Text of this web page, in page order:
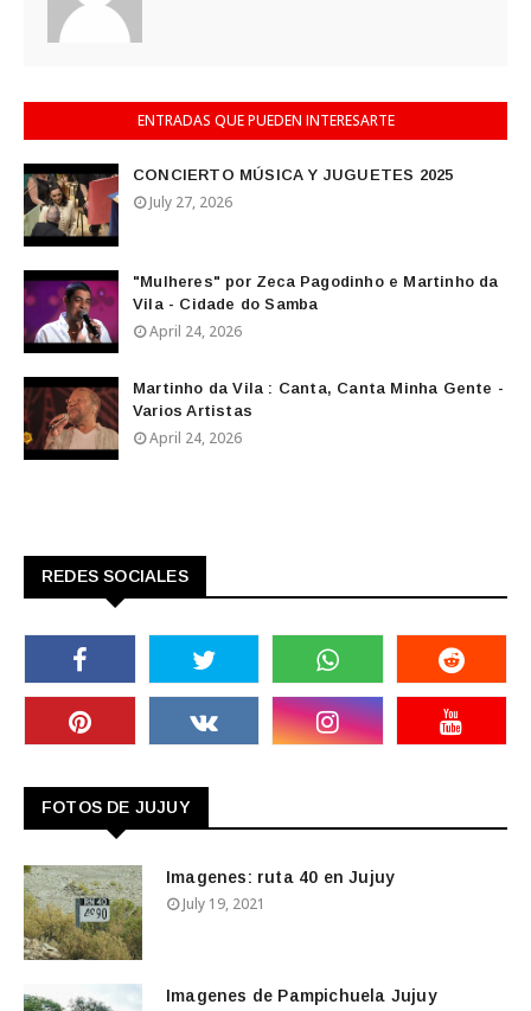
ENTRADAS QUE PUEDEN INTERESARTE
CONCIERTO MÚSICA Y JUGUETES 2025
July 27, 2026
"Mulheres" por Zeca Pagodinho e Martinho da
Vila - Cidade do Samba
April 24, 2026
Martinho da Vila : Canta, Canta Minha Gente -
Varios Artistas
April 24, 2026
REDES SOCIALES
FOTOS DE JUJUY
Imagenes: ruta 40 en Jujuy
July 19, 2021
Imagenes de Pampichuela Jujuy